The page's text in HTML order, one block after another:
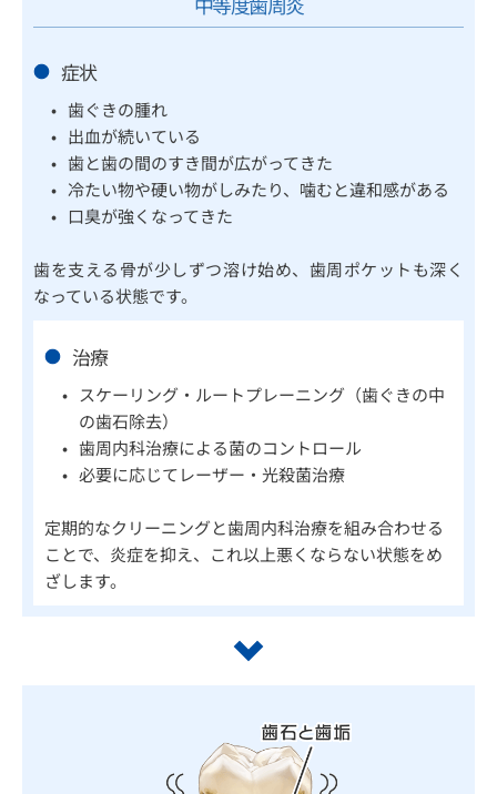
症状
歯ぐきの腫れ
出血が続いている
歯と歯の間のすき間が広がってきた
冷たい物や硬い物がしみたり、噛むと違和感がある
口臭が強くなってきた
歯を支える骨が少しずつ溶け始め、歯周ポケットも深く
なっている状態です。
治療
スケーリング・ルートプレーニング（歯ぐきの中
の歯石除去）
歯周内科治療による菌のコントロール
必要に応じてレーザー・光殺菌治療
定期的なクリーニングと歯周内科治療を組み合わせる
ことで、炎症を抑え、これ以上悪くならない状態をめ
ざします。